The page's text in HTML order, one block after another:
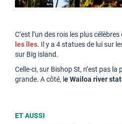
C’est l’un des rois les plus célèbres
les îles. Il y a 4 statues de lui sur
sur Big island.
Celle-ci, sur Bishop St, n’est pas la
grande. A côté, l e Wailoa river
ET AUSSI